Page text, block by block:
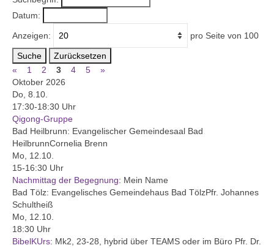
Gemeinde
Mitarbeitende
Pfarrteam
KantorIn
Kita-Träger-Assistenz
Dekanatsbüro
Hausmeister und Mesnerinnen
Datum:
Anzeigen: pro Seite von 100
Suche
Zurücksetzen
«
1 2 3 4 5
»
Oktober 2026
Do, 8.10.
17:30-18:30 Uhr
Qigong-Gruppe
Bad Heilbrunn: Evangelischer Gemeindesaal Bad
HeilbrunnCornelia Brenn
Mo, 12.10.
15-16:30 Uhr
Nachmittag der Begegnung: Mein Name
Bad Tölz: Evangelisches Gemeindehaus Bad TölzPfr. Johannes
Schultheiß
Mo, 12.10.
18:30 Uhr
BibelKUrs: Mk2, 23-28, hybrid über TEAMS oder im Büro Pfr. Dr.